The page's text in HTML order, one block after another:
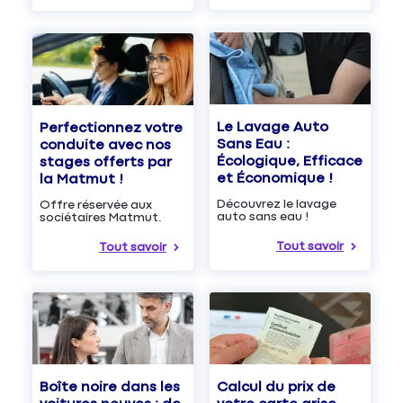
Perfectionnez votre
conduite avec nos
stages offerts par
la Matmut !
Offre réservée aux
sociétaires Matmut.
Tout savoir
Le Lavage Auto
Sans Eau :
Écologique, Efficace
et Économique !
Découvrez le lavage
auto sans eau !
Tout savoir
Boîte noire dans les
Calcul du prix de